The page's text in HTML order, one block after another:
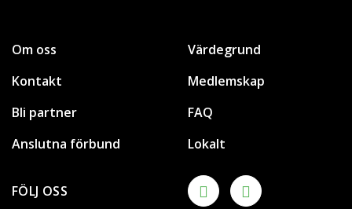
Om oss
Kontakt
Bli partner
Anslutna förbund
Värdegrund
Medlemskap
FAQ
Lokalt
FÖLJ OSS